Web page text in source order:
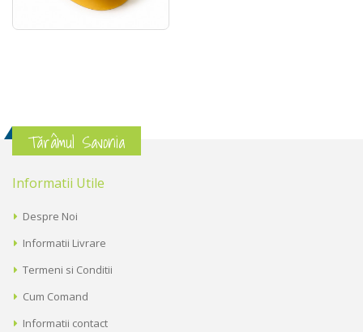
Tărâmul Savonia
Informatii Utile
Despre Noi
Informatii Livrare
Termeni si Conditii
Cum Comand
Informatii contact